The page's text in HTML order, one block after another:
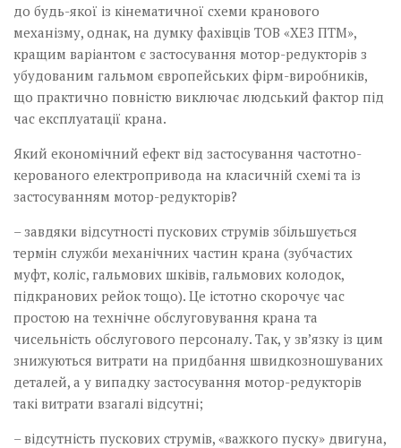
до будь-якої із кінематичної схеми кранового
механізму, однак, на думку фахівців ТОВ «ХЕЗ ПТМ»,
кращим варіантом є застосування мотор-редукторів з
убудованим гальмом європейських фірм-виробників,
що практично повністю виключає людський фактор під
час експлуатації крана.
Який економічний ефект від застосування частотно-
керованого електропривода на класичній схемі та із
застосуванням мотор-редукторів?
– завдяки відсутності пускових струмів збільшується
термін служби механічних частин крана (зубчастих
муфт, коліс, гальмових шківів, гальмових колодок,
підкранових рейок тощо). Це істотно скорочує час
простою на технічне обслуговування крана та
чисельність обслугового персоналу. Так, у зв’язку із цим
знижуються витрати на придбання швидкозношуваних
деталей, а у випадку застосування мотор-редукторів
такі витрати взагалі відсутні;
– відсутність пускових струмів, «важкого пуску» двигуна,